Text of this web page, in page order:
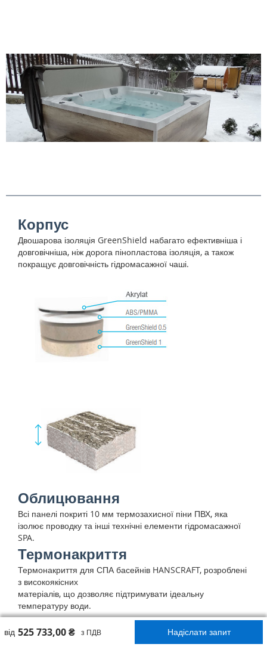
Корпус
Двошарова ізоляція GreenShield набагато ефективніша і
довговічніша, ніж дорога пінопластова ізоляція, а також
покращує довговічність гідромасажної чаші.
Облицювання
Всі панелі покриті 10 мм термозахисної піни ПВХ, яка
ізолює проводку та інші технічні елементи гідромасажної
SPA.
Термонакриття
Термонакриття для СПА басейнів HANSCRAFT, розроблені
з високоякісних
матеріалів, що дозволяє підтримувати ідеальну
температуру води.
525 733,00 ₴ з ПДВ
від Надіслати запит